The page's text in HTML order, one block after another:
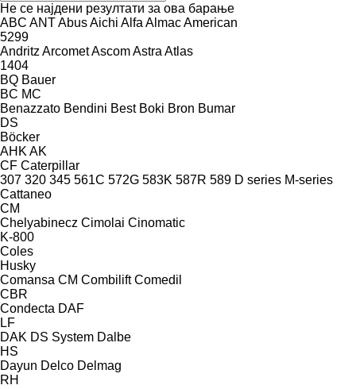
Не се најдени резултати за ова барање
ABC ANTAbusAichi Alfa AlmacAmerican
5299
Andritz ArcometAscomAstra Atlas
1404
BQ Bauer
BC MC
Benazzato Bendini Best Boki Bron Bumar
DS
Böcker
AHK AK
CF Caterpillar
307 320 345 561C 572G 583K 587R 589 D series M-series
Cattaneo
CM
Chelyabinecz Cimolai Cinomatic
K-800
Coles
Husky
Comansa CM Combilift Comedil
CBR
Condecta DAF
LF
DAK DS System Dalbe
HS
Dayun Delco Delmag
RH